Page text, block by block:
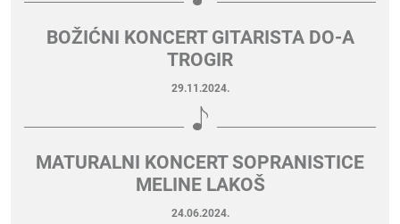
BOŽIĆNI KONCERT GITARISTA DO-A
TROGIR
29.11.2024.
MATURALNI KONCERT SOPRANISTICE
MELINE LAKOŠ
24.06.2024.